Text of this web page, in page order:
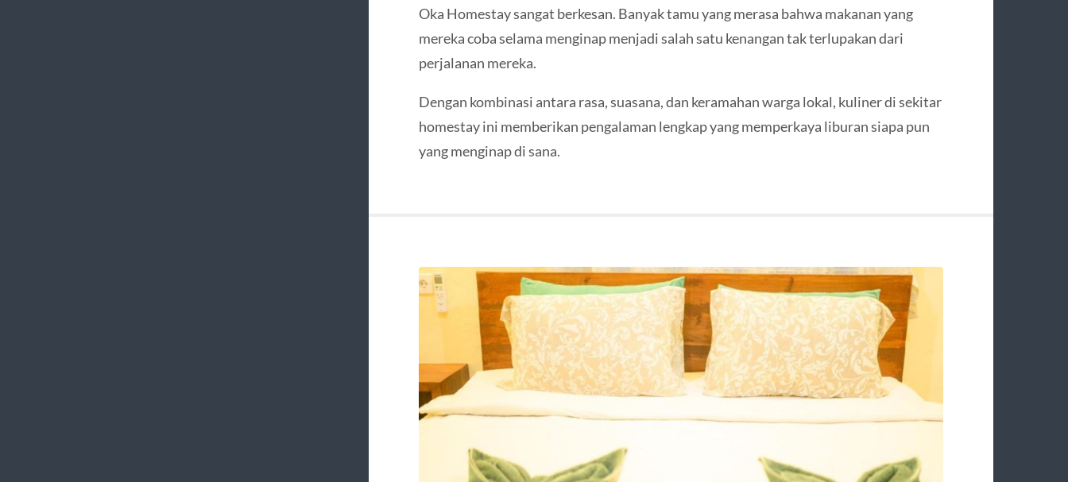
Oka Homestay sangat berkesan. Banyak tamu yang merasa bahwa makanan yang
mereka coba selama menginap menjadi salah satu kenangan tak terlupakan dari
perjalanan mereka.
Dengan kombinasi antara rasa, suasana, dan keramahan warga lokal, kuliner di sekitar
homestay ini memberikan pengalaman lengkap yang memperkaya liburan siapa pun
yang menginap di sana.